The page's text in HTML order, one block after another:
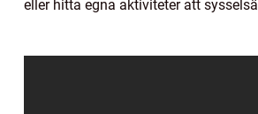
eller hitta egna aktiviteter att